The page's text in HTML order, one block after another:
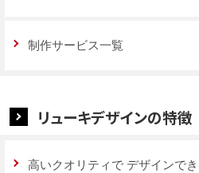
制作サービス一覧
リューキデザインの特徴
高いクオリティで デザインで